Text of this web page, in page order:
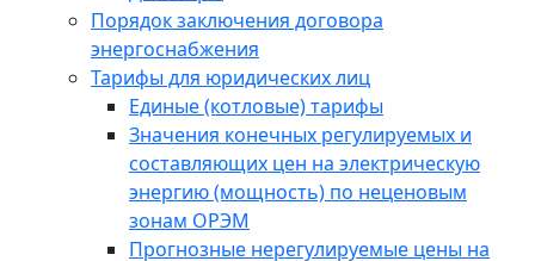
Порядок заключения договора
энергоснабжения
Тарифы для юридических лиц
Единые (котловые) тарифы
Значения конечных регулируемых и
составляющих цен на электрическую
энергию (мощность) по неценовым
зонам ОРЭМ
Прогнозные нерегулируемые цены на